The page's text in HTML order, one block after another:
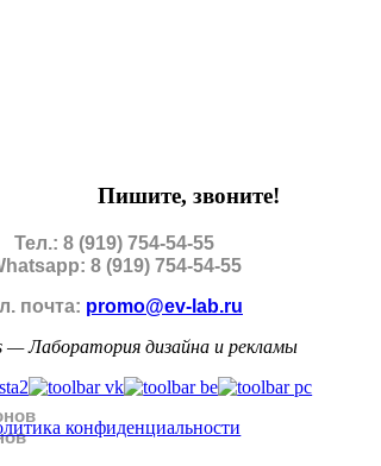
Пишите, звоните!
Тел.: 8 (919) 754-54-55
8 (919) 754-54-55
почта: promo@ev-lab.ru
конфиденциальности